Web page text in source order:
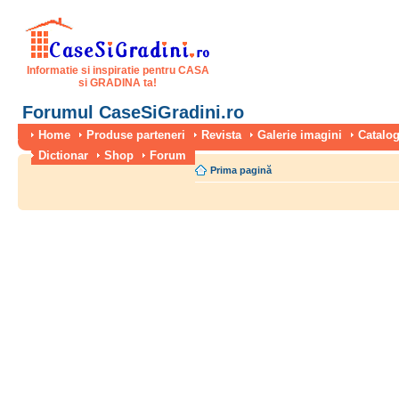
Informatie si inspiratie pentru CASA
si GRADINA ta!
Forumul CaseSiGradini.ro
Home Produse parteneri Revista Galerie imagini
Dictionar
Shop Forum
Prima pagină